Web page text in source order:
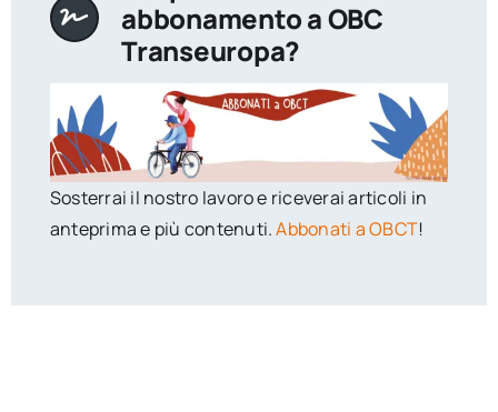
abbonamento a OBC
Transeuropa?
Sosterrai il nostro lavoro e riceverai articoli in
anteprima e più contenuti.Abbonati a OBCT!